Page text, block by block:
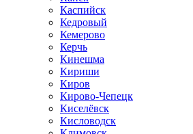
Каспийск
Кедровый
Кемерово
Керчь
Кинешма
Кириши
Киров
Кирово-Чепецк
Киселёвск
Кисловодск